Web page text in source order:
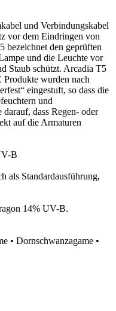
und Verbindungskabel
vor dem Eindringen von
bezeichnet den geprüften
und die Leuchte vor
Staub schützt. Arcadia T5
wurden nach
eingestuft, so dass die
und
dass Regen- oder
auf die Armaturen
B
als Standardausführung,
14% UV-B.
• Dornschwanzagame •